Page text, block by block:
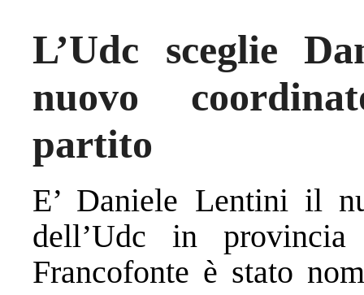
L’Udc sceglie
nuovo
partito
E’ Daniele Lentini il
dell’Udc in
Francofonte è stato